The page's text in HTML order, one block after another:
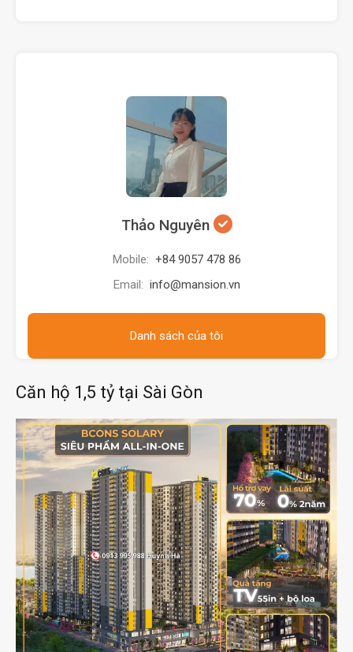
Thảo Nguyên
Mobile: +84 9057 478 86
Email: info@mansion.vn
Danh sách của tôi
Căn hộ 1,5 tỷ tại Sài Gòn